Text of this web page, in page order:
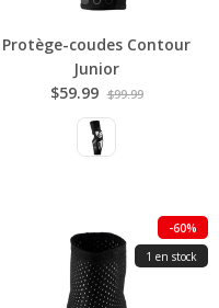
Protège-coudes Contour
Junior
$59.99 $99.99
-60%
1 en stock